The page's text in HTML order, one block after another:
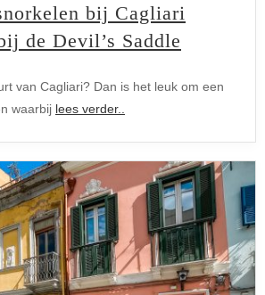
bij Cagliari
de Devil’s Saddle
van Cagliari? Dan is het leuk om een
waarbij lees verder..